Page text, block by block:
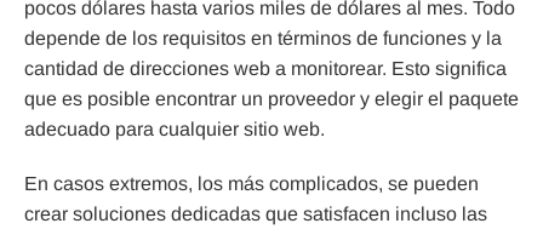
pocos dólares hasta varios miles de dólares al mes. Todo
depende de los requisitos en términos de funciones y la
cantidad de direcciones web a monitorear. Esto significa
que es posible encontrar un proveedor y elegir el paquete
adecuado para cualquier sitio web.
En casos extremos, los más complicados, se pueden
crear soluciones dedicadas que satisfacen incluso las